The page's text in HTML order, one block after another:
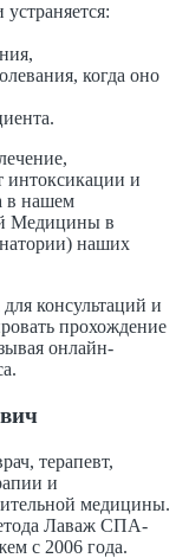
когда оно
интоксикации и
в нашем
Медицины в
наших
консультаций и
прохождение
онлайн-
терапевт,
и
медицины.
Лаваж СПА-
с 2006 года.